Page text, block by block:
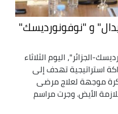
و "نوفونورديسك"
اليوم الثلاثاء
استراتيجية تهدف إلى
موجهة لعلاج مرضى
الأيض. وجرت مراسم